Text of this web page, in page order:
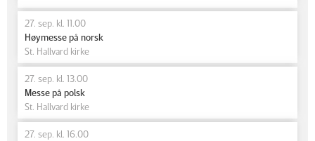
27. sep. kl. 11.00
Høymesse på norsk
St. Hallvard kirke
27. sep. kl. 13.00
Messe på polsk
St. Hallvard kirke
27. sep. kl. 16.00